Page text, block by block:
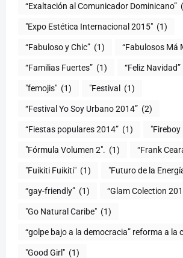
“Exaltación al Comunicador Dominicano”
"Expo Estética Internacional 2015" (1)
“Fabuloso y Chic” (1) “Fabulosos Má
“Familias Fuertes” (1) “Feliz Navidad”
"femojis" (1) "Festival (1)
“Festival Yo Soy Urbano 2014” (2)
“Fiestas populares 2014” (1) "Fireboy
"Fórmula Volumen 2". (1) “Frank
"Fuikiti Fuikiti" (1) "Futuro de la
“gay-friendly” (1) “Glam Colection
"Go Natural Caribe" (1)
“golpe bajo a la democracia” reforma a la
"Good Girl" (1)